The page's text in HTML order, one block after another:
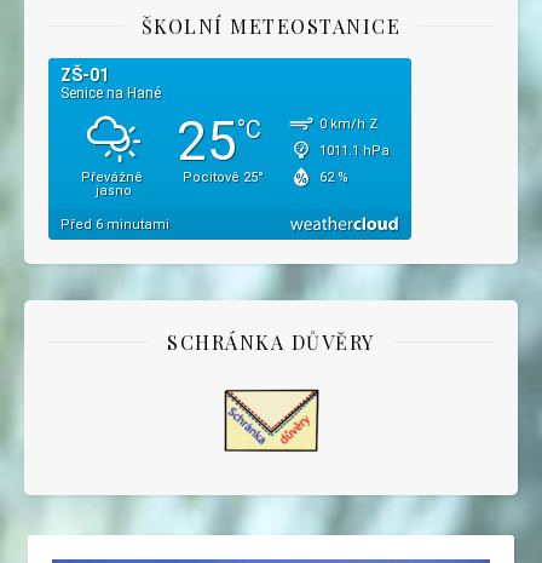
ŠKOLNÍ METEOSTANICE
SCHRÁNKA DŮVĚRY